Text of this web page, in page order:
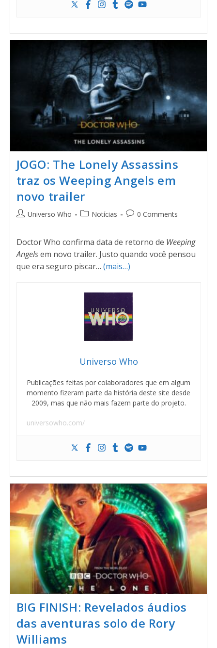
JOGO: The Lonely Assassins
traz os Weeping Angels em
novo trailer
Universo Who Notícias 0 Comments
Doctor Who confirma data de retorno de Weeping
Angelsem novo trailer. Justo quando você pensou
que era seguro piscar… (mais…)
Universo Who
Publicações feitas por colaboradores que em algum
momento fizeram parte da história deste site desde
2009, mas que não mais fazem parte do projeto.
universowho.com/
BIG FINISH: Revelados áudios
das aventuras solo de Rory
Williams